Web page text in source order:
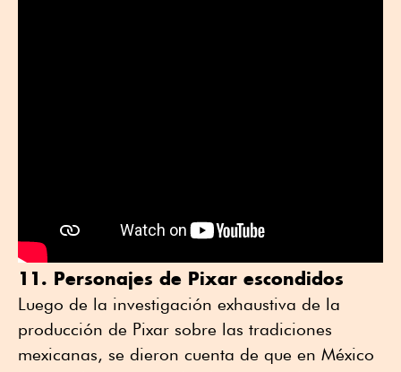
11. Personajes de Pixar escondidos
Luego de la investigación exhaustiva de la
producción de Pixar sobre las tradiciones
mexicanas, se dieron cuenta de que en México